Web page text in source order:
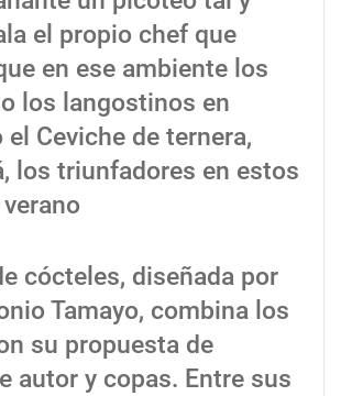
el propio chef que
en ese ambiente los
los langostinos en
Ceviche de ternera,
los triunfadores en estos
cócteles, diseñada por
Tamayo, combina los
su propuesta de
autor y copas. Entre sus